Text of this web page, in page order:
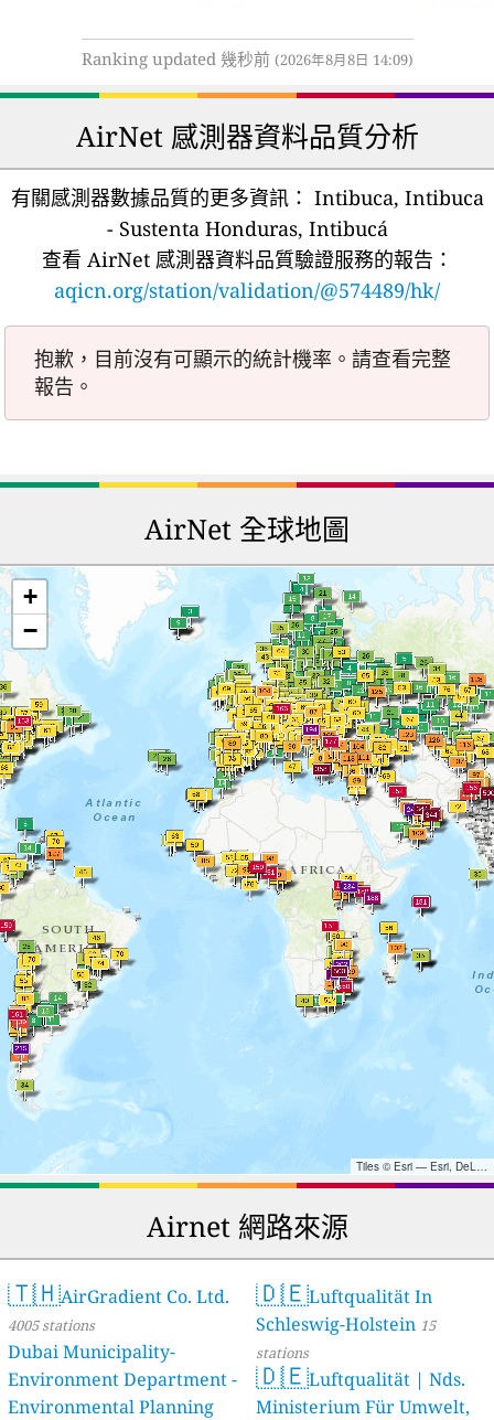
Ranking updated 幾秒前 (2026年8月8日 14:09)
AirNet 感測器資料品質分析
有關感測器數據品質的更多資訊： Intibuca, Intibuca
- Sustenta Honduras, Intibucá
查看 AirNet 感測器資料品質驗證服務的報告：
aqicn.org/station/validation/@574489/hk/
抱歉，目前沒有可顯示的統計機率。請查看完整
報告。
AirNet 全球地圖
+
−
Airnet 網路來源
🇹🇭AirGradient Co. Ltd.
4005 stations
Dubai Municipality-
Environment Department -
Environmental Planning
🇩🇪Luftqualität In
Schleswig-Holstein 15
stations
🇩🇪Luftqualität | Nds.
Ministerium Für Umwelt,